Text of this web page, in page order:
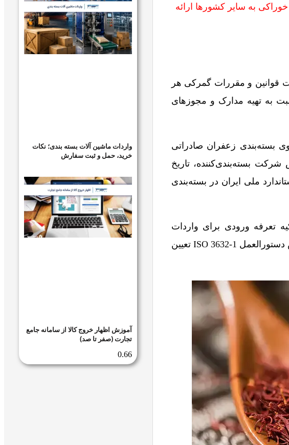
به سایر کشورها ارائه
قوانین و مقررات گمرکی هر
به تهیه مدارک و مجوزهای
بسته‌بندی زعفران صادراتی
بسته‌بندی‌کننده، تاریخ
ملی ایران در بسته‌بندی
تعرفه ورودی برای واردات
زعفران اعمال می‌شود. استاندارد کیفیت زعفران در ایران و جهان بر اساس دستورالعمل ISO 3632-1 تعیین
واردات ماشین آلات بسته بندی؛ نکات
خرید، حمل و ثبت سفارش
آموزش اظهار خروج کالا از سامانه جامع
تجارت (صفر تا صد)